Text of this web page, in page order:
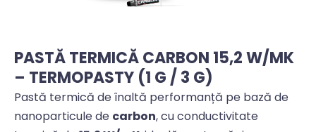
PASTĂ TERMICĂ CARBON 15,2 W/MK
– TERMOPASTY (1 G / 3 G)
Pastă termică de înaltă performanță pe bază de
nanoparticule de carbon, cu conductivitate